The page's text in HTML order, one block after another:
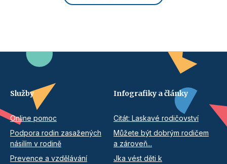
Služby
Online pomoc
Podpora rodin zasažených
násilím v rodině
Prevence a vzdělávání
Infografiky a články
Citát: Laskavé rodičovství
Můžete být dobrým rodičem
a zároveň...
Jka vést děti k